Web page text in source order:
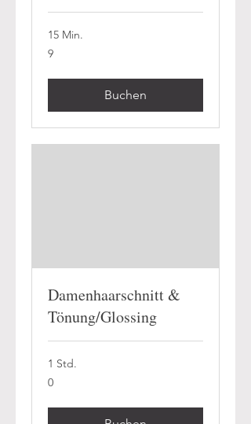
15 Min.
9
9
Buchen
Damenhaarschnitt &
Tönung/Glossing
1 Std.
0
0